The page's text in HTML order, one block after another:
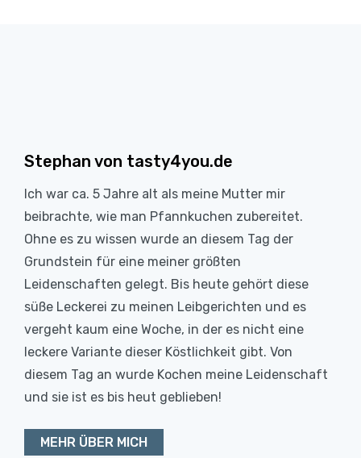
Stephan von tasty4you.de
Ich war ca. 5 Jahre alt als meine Mutter mir
beibrachte, wie man Pfannkuchen zubereitet.
Ohne es zu wissen wurde an diesem Tag der
Grundstein für eine meiner größten
Leidenschaften gelegt. Bis heute gehört diese
süße Leckerei zu meinen Leibgerichten und es
vergeht kaum eine Woche, in der es nicht eine
leckere Variante dieser Köstlichkeit gibt. Von
diesem Tag an wurde Kochen meine Leidenschaft
und sie ist es bis heut geblieben!
MEHR ÜBER MICH